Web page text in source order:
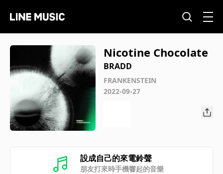
Nicotine Chocolate
BRADD
FRANKENSTEIN
2022-09-27
設成自己的來電鈴聲
朋友打來時手機響起的音樂